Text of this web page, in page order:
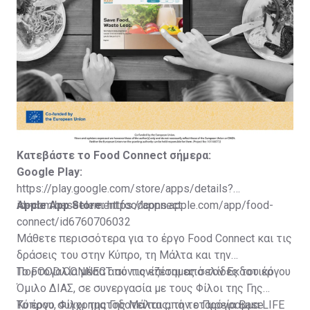
Κατεβάστε το Food Connect σήμερα:
Google Play:
https://play.google.com/store/apps/details?
id=com.baseelement.foodconnect
Apple App Store: https://apps.apple.com/app/food-
connect/id6760706032
Μάθετε περισσότερα για το έργο Food Connect και τις
δράσεις του στην Κύπρο, τη Μάλτα και την
Πορτογαλία μέσα από τις επίσημες σελίδες του έργου
Το FOOD CONNECT συντονίζεται από τον Εκδοτικό
Όμιλο ΔΙΑΣ, σε συνεργασία με τους Φίλοι της Γης
Κύπρου, Φίλοι της Γης Μάλτας, την εταιρεία Base
Το έργο συγχρηματοδοτείται από το Πρόγραμμα LIFE